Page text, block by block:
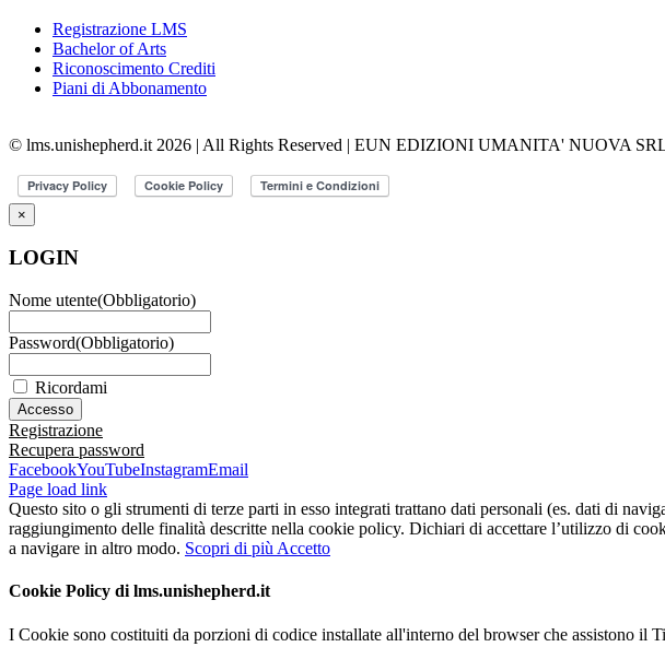
Registrazione LMS
Bachelor of Arts
Riconoscimento Crediti
Piani di Abbonamento
© lms.unishepherd.it 2026 | All Rights Reserved | EUN EDIZIONI UMANITA' NUOVA
×
LOGIN
Nome utente(Obbligatorio)
Password(Obbligatorio)
Ricordami
Registrazione
Recupera password
FacebookYouTubeInstagramEmail
Page load link
Questo sito o gli strumenti di terze parti in esso integrati trattano dati personali (es. dati di
raggiungimento delle finalità descritte nella cookie policy. Dichiari di accettare l’utilizzo di
a navigare in altro modo. Scopri di più Accetto
Cookie Policy di lms.unishepherd.it
I Cookie sono costituiti da porzioni di codice installate all'interno del browser che assistono il